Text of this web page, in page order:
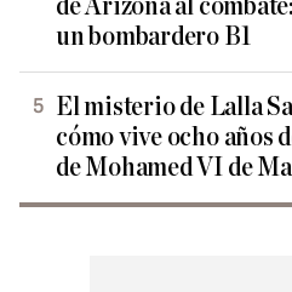
de Arizona al
un bombardero B1
El misterio de Lalla
cómo vive ocho años
de Mohamed VI de